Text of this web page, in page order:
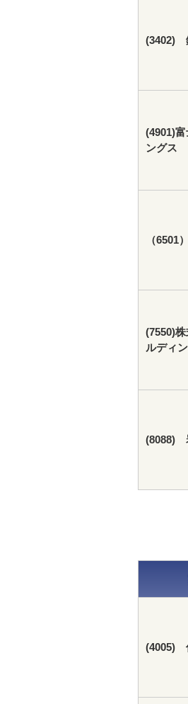
(3402)
(4901)
ングス
（6501
(7550)
ルディ
(8088)
(4005)